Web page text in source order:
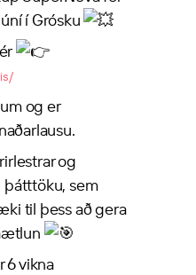
í Grósku
og er
og
þátttöku, sem
til þess að gera
6 vikna